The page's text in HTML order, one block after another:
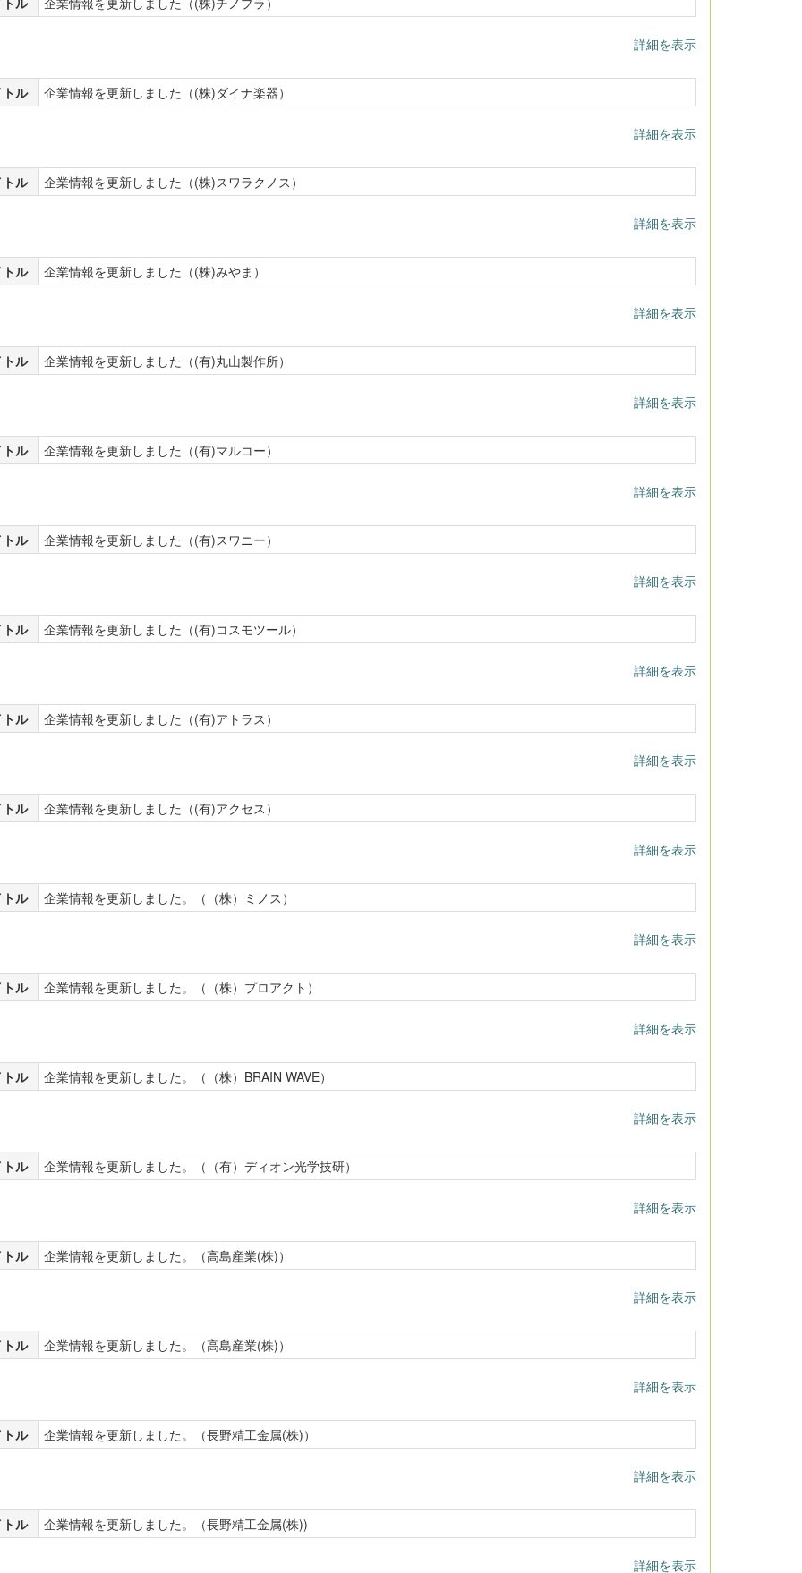
詳細を表示
ル 企業情報を更新しました（(株)ダイナ楽器）
詳細を表示
ル 企業情報を更新しました（(株)スワラクノス）
詳細を表示
ル 企業情報を更新しました（(株)みやま）
詳細を表示
ル 企業情報を更新しました（(有)丸山製作所）
詳細を表示
ル 企業情報を更新しました（(有)マルコー）
詳細を表示
ル 企業情報を更新しました（(有)スワニー）
詳細を表示
ル 企業情報を更新しました（(有)コスモツール）
詳細を表示
ル 企業情報を更新しました（(有)アトラス）
詳細を表示
ル 企業情報を更新しました（(有)アクセス）
詳細を表示
ル 企業情報を更新しました。（（株）ミノス）
詳細を表示
ル 企業情報を更新しました。（（株）プロアクト）
詳細を表示
ル 企業情報を更新しました。（（株）BRAIN WAVE）
詳細を表示
ル 企業情報を更新しました。（（有）ディオン光学技研）
詳細を表示
ル 企業情報を更新しました。（高島産業(株)）
詳細を表示
ル 企業情報を更新しました。（高島産業(株)）
詳細を表示
ル 企業情報を更新しました。（長野精工金属(株)）
詳細を表示
ル 企業情報を更新しました。（長野精工金属(株))
詳細を表示